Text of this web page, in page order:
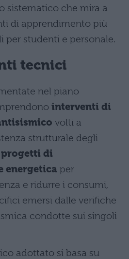
sistematico che mira a
di apprendimento più
per studenti e personale.
tecnici
nel piano
interventi di
volti a
strutturale degli
progetti di
energetica per
e ridurre i consumi,
emersi dalle verifiche
condotte sui singoli
adottato si basa su